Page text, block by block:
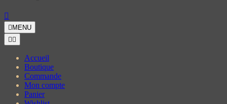
MENU
Accueil
Boutique
Commande
Mon compte
Panier